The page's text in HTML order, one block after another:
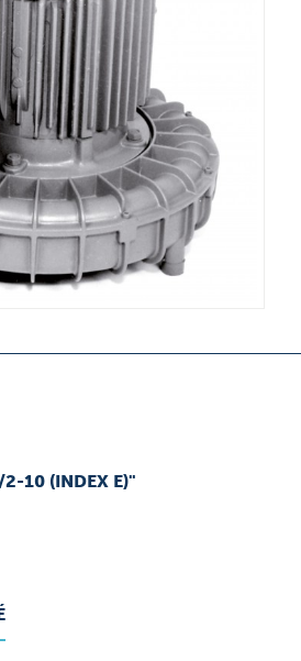
2-10 (INDEX E)"